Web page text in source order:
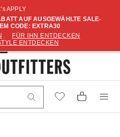
APPLY
AUF AUSGEWÄHLTE SALE-
CODE: EXTRA30
FÜR IHN ENTDECKEN
ENTDECKEN